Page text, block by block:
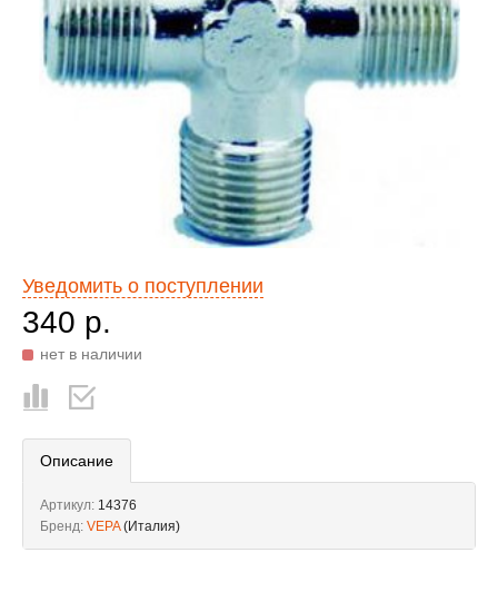
Уведомить о поступлении
340 р.
нет в наличии
Описание
Артикул: 14376
Бренд: VEPA (Италия)